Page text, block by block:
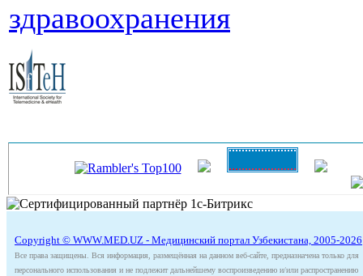
здравоохранения
Copyright © WWW.MED.UZ - Медицинский портал Узбекистана, 2005-2026
Все права защищены. Вся информация, размещённая на данном веб-сайте, предназначена только для
персонального использования и не подлежит дальнейшему воспроизведению и/или распространению